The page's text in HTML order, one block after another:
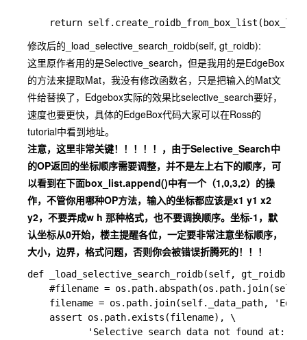
修改后的_load_selective_search_roidb(self, gt_roidb):
这里原作者用的是Selective_search，但是我用的是EdgeBox
的方法来提取Mat，我没有修改函数名，只是把输入的Mat文
件给替换了，Edgebox实际的效果比selective_search要好，
速度也要更快，具体的EdgeBox代码大家可以在Ross的
tutorial中看到地址。
注意，这里非常关键！！！！！，由于Selective_Search中
的OP返回的坐标顺序需要调整，并不是左上右下的顺序，可
以看到在下面box_list.append()中有一个（1,0,3,2）的操
作，不管你用哪种OP方法，输入的坐标都应该是x1 y1 x2
y2，不要弄成w h 那种格式，也不要调换顺序。坐标-1，默
认坐标从0开始，楼主提醒各位，一定要非常注意坐标顺序，
大小，边界，格式问题，否则你会被错误折腾死的！！！
def _load_selective_search_roidb(self, gt_roidb):#已
#filename =
filename = os.path.join(self._data_path,
    assert os.path.exists(filename), \
'Selective search data not found at: